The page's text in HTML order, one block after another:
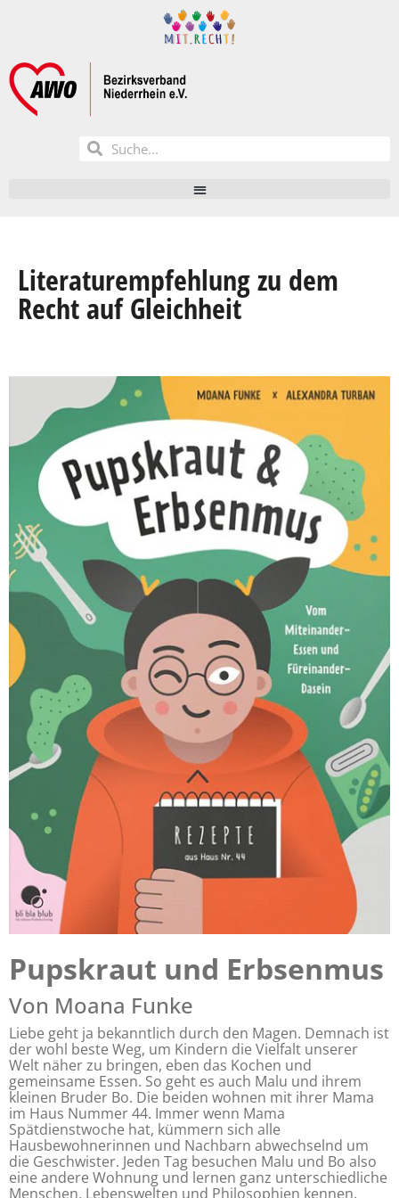
Literaturempfehlung zu dem
Recht auf Gleichheit
Pupskraut und Erbsenmus
Von Moana Funke
Liebe geht ja bekanntlich durch den Magen. Demnach ist
der wohl beste Weg, um Kindern die Vielfalt unserer
Welt näher zu bringen, eben das Kochen und
gemeinsame Essen. So geht es auch Malu und ihrem
kleinen Bruder Bo. Die beiden wohnen mit ihrer Mama
im Haus Nummer 44. Immer wenn Mama
Spätdienstwoche hat, kümmern sich alle
Hausbewohnerinnen und Nachbarn abwechselnd um
die Geschwister. Jeden Tag besuchen Malu und Bo also
eine andere Wohnung und lernen ganz unterschiedliche
Menschen, Lebenswelten und Philosophien kennen.